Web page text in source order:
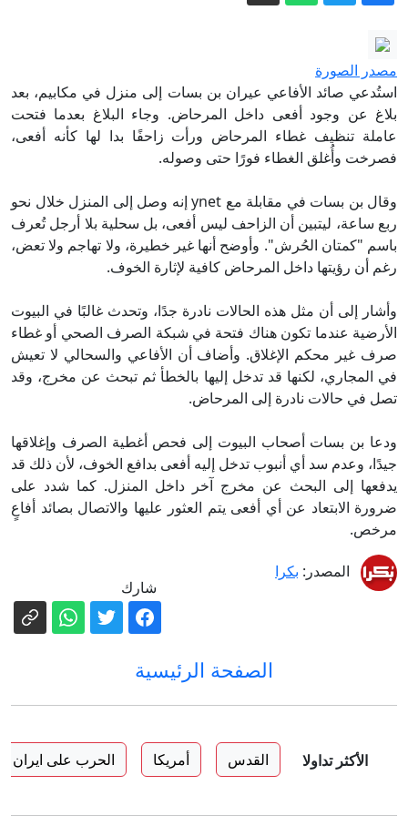
سفينة تابعة لـ"أدنوك" في مضيق هرمز
الحوثيون يشنون هجوماً جديداً على مأرب،
والأمم المتحدة تحذر من صراع أوسع
طهران ومسقط تبحثان مسارًا جديدًا عبر
هرمز.. وعراقجي يحدد شروط إعادة فتح
المضيق
لماذا فضل محمد صلاح الدوري التركي على
السعودي؟
رؤساء مجالس عربية يدعون إلى إعادة بناء
شراكة سياسية وضم "لكلنا مكان" إلى
المشتركة
مصدر الصورة
استُدعي صائد الأفاعي عيران بن بسات إلى منزل في مكابيم، بعد
بلاغ عن وجود أفعى داخل المرحاض. وجاء البلاغ بعدما فتحت
عاملة تنظيف غطاء المرحاض ورأت زاحفًا بدا لها كأنه أفعى،
فصرخت وأُغلق الغطاء فورًا حتى وصوله.
وقال بن بسات في مقابلة مع ynet إنه وصل إلى المنزل خلال نحو
ربع ساعة، ليتبين أن الزاحف ليس أفعى، بل سحلية بلا أرجل تُعرف
باسم "كمتان الحُرش". وأوضح أنها غير خطيرة، ولا تهاجم ولا تعض،
رغم أن رؤيتها داخل المرحاض كافية لإثارة الخوف.
وأشار إلى أن مثل هذه الحالات نادرة جدًا، وتحدث غالبًا في البيوت
الأرضية عندما تكون هناك فتحة في شبكة الصرف الصحي أو غطاء
صرف غير محكم الإغلاق. وأضاف أن الأفاعي والسحالي لا تعيش
في المجاري، لكنها قد تدخل إليها بالخطأ ثم تبحث عن مخرج، وقد
تصل في حالات نادرة إلى المرحاض.
ودعا بن بسات أصحاب البيوت إلى فحص أغطية الصرف وإغلاقها
جيدًا، وعدم سد أي أنبوب تدخل إليه أفعى بدافع الخوف، لأن ذلك قد
يدفعها إلى البحث عن مخرج آخر داخل المنزل. كما شدد على
ضرورة الابتعاد عن أي أفعى يتم العثور عليها والاتصال بصائد أفاعٍ
مرخص.
المصدر: بكرا
شارك
الصفحة الرئيسية
الأكثر تداولا القدس أمريكا الحرب على ايران